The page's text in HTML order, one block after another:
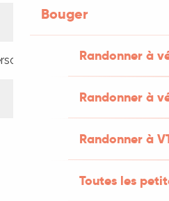
Bouger
Randonner à
Randonner à
Randonner à
Toutes les